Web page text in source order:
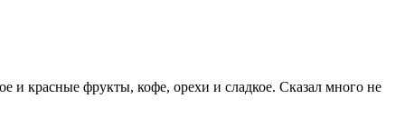
и красные фрукты, кофе, орехи и сладкое. Сказал много не